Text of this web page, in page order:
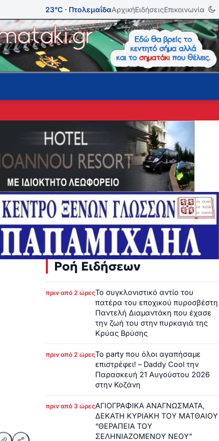
23°C · ΠτολεμαΐδαΑρχικήΕιδήσειςΕπικοινωνία
Ροή Ειδήσεων
πριν από 2 ώρεςΤο συγκλονιστικό αντίο του
πατέρα του εποχικού πυροσβέστη
Παντελή Διαμαντάκη που έχασε
την ζωή του στην πυρκαγιά της
Κρύας Βρύσης
πριν από 2 ώρεςΤο party που όλοι αγαπήσαμε
επιστρέφει! – Daddy Cool την
Παρασκευή 21 Αυγούστου 2026
στην Κοζάνη
πριν από 3 ώρεςΑΓΙΟΓΡΑΦΙΚΑ ΑΝΑΓΝΩΣΜΑΤΑ,
ΔΕΚΑΤΗ ΚΥΡΙΑΚΗ ΤΟΥ ΜΑΤΘΑΙΟΥ
“ΘΕΡΑΠΕΙΑ ΤΟΥ
ΣΕΛΗΝΙΑΖΟΜΕΝΟΥ ΝΕΟΥ”